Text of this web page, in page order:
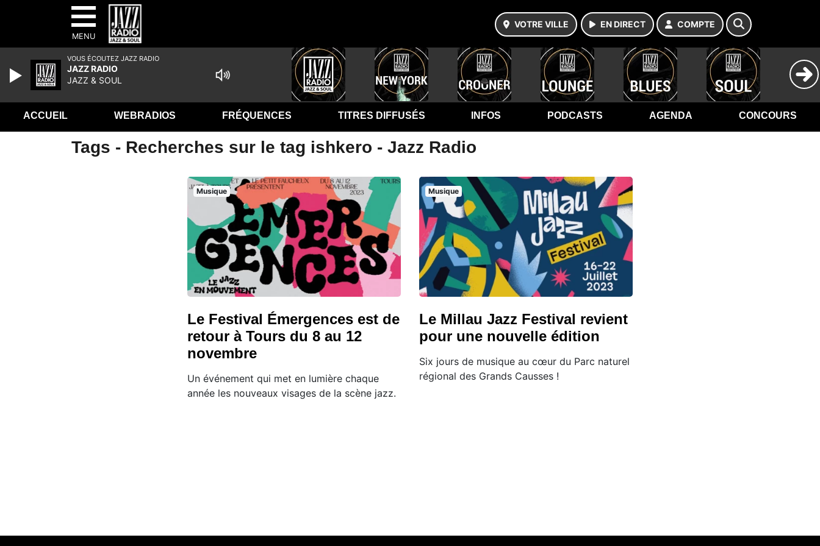
MENU
VOTRE VILLE EN DIRECT COMPTE
ACCUEIL WEBRADIOS FRÉQUENCES TITRES DIFFUSÉS INFOS PODCASTS AGENDA CONCOURS
Tags - Recherches sur le tag ishkero - Jazz Radio
Musique
Le Festival Émergences est de
retour à Tours du 8 au 12
novembre
Un événement qui met en lumière chaque
année les nouveaux visages de la scène jazz.
Musique
Le Millau Jazz Festival revient
pour une nouvelle édition
Six jours de musique au cœur du Parc naturel
régional des Grands Causses !
VOUS ÉCOUTEZ JAZZ RADIO
JAZZ RADIO
JAZZ & SOUL